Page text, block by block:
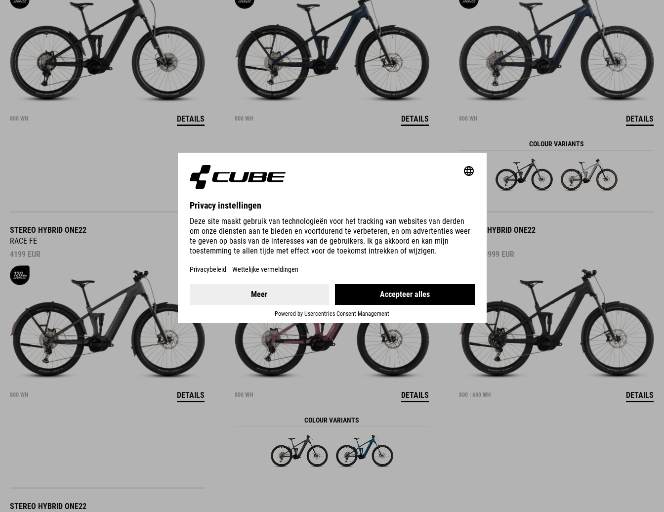
800 WH DETAILS 800 WH DETAILS 800 WH DETAILS
COLOUR VARIANTS
STEREO HYBRID ONE22
RACE FE
4199 EUR
800 WH DETAILS
STEREO HYBRID ONE22
RACE
3999EUR
800 WH DETAILS
COLOUR VARIANTS
STEREO HYBRID ONE22
3999 EUR
800 | 600 WH DETAILS
STEREO HYBRID ONE22